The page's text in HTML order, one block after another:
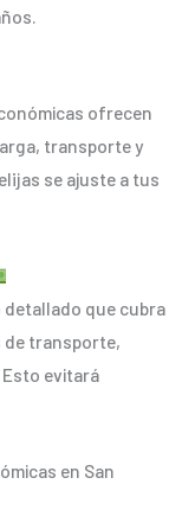
ofrecen
transporte y
se ajuste a tus
que cubra
transporte,
evitará
en San